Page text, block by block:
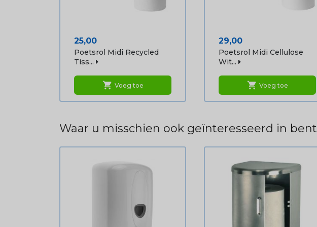
Prijs
25,00
Poetsrol Midi Recycled
Tiss...
shopping_cart Voeg toe
Prijs
29,00
Poetsrol Midi Cellulose
Wit...
shopping_cart Voeg toe
Waar u misschien ook geïnteresseerd in bent